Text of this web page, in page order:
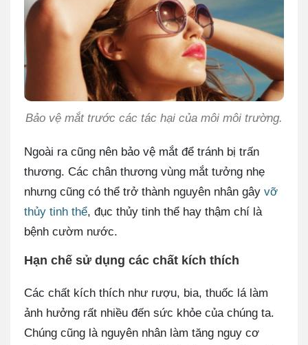
Bảo vệ mắt trước các tác hại của môi môi trường.
Ngoài ra cũng nên bảo vệ mắt để tránh bị trấn
thương. Các chân thương vùng mắt tưởng nhẹ
nhưng cũng có thể trở thành nguyên nhân gây vỡ
thủy tinh thể, đục thủy tinh thể hay thậm chí là
bệnh cườm nước.
Hạn chế sử dụng các chất kích thích
Các chất kích thích như rượu, bia, thuốc lá làm
ảnh hưởng rất nhiều đến sức khỏe của chúng ta.
Chúng cũng là nguyên nhân làm tăng nguy cơ